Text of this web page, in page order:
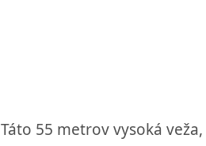
Táto 55 metrov vysoká